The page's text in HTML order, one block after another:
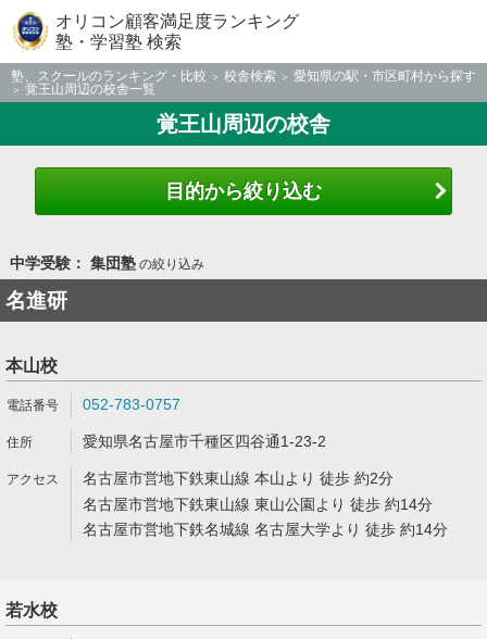
オリコン顧客満足度ランキング
塾・学習塾 検索
塾、スクールのランキング・比較 校舎検索
愛知県の駅・市区町村から探す
覚王山周辺の校舎一覧
覚王山周辺の校舎
目的から絞り込む
中学受験： 集団塾の絞り込み
名進研
本山校
052-783-0757
愛知県名古屋市千種区四谷通1-23-2
名古屋市営地下鉄東山線 本山より 徒歩 約2分
名古屋市営地下鉄東山線 東山公園より 徒歩 約14分
名古屋市営地下鉄名城線 名古屋大学より 徒歩 約14分
若水校